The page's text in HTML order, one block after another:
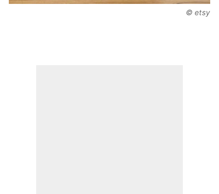
© etsy